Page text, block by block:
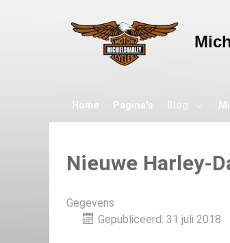
Home Pagina's
Nieuwe Harley-
Gegevens
Gepubliceerd: 31 juli 2018